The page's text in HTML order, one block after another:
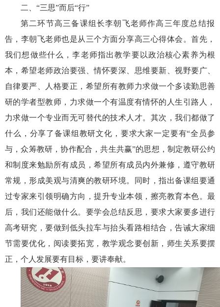
二、“三思”而后“行”
第二环节高三备课组长李朝飞老师作高三年度总结报
告，李朝飞老师也是从三个方面分享高三心得体会。首先，
我们想做些什么，李老师指出教学要以政治核心素养为根
本，希望老师政治要强、情怀要深、思维要新、视野要广、
自律要严、人格要正，希望所有教师力求做一个多读勤思善
研的学者型教师，力求做一个有温度有情怀的人生引路人，
力求做一个专业而无可替代的技术人才。其次，我们都做了
什么，分享了备课组教研文化，要求大家一定要有“全员参
与，众筹教研，协作配合，共生共赢”的思想，制定教研公约
和制度来勉励所有成员，希望所有成员内外兼修，遵守教研
常规，形成美观与清爽的教研环境。同时，指出备课组要通
过专家来引领明确方向，提升专业本领，擦亮教育本色。最
后，我们还能做什么。要学会总结反思，要求大家要多进行
高考研究，要做到低头拉车与抬头看路相结合，告诫大家细
节需要优化，阅读要拓宽，教学观念要创新，师生关系要摆
正，个人发展要有目标，要讲奉献。